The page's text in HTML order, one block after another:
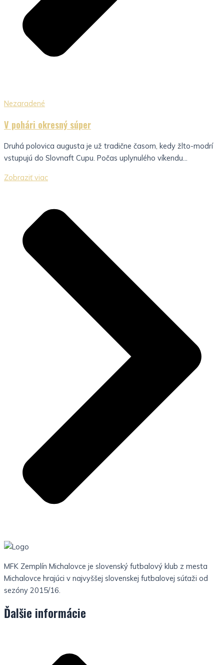
Nezaradené
V pohári okresný súper
Druhá polovica augusta je už tradične časom, kedy žlto-modrí
vstupujú do Slovnaft Cupu. Počas uplynulého víkendu...
Zobraziť viac
MFK Zemplín Michalovce je slovenský futbalový klub z mesta
Michalovce hrajúci v najvyššej slovenskej futbalovej súťaži od
sezóny 2015/16.
Ďalšie informácie